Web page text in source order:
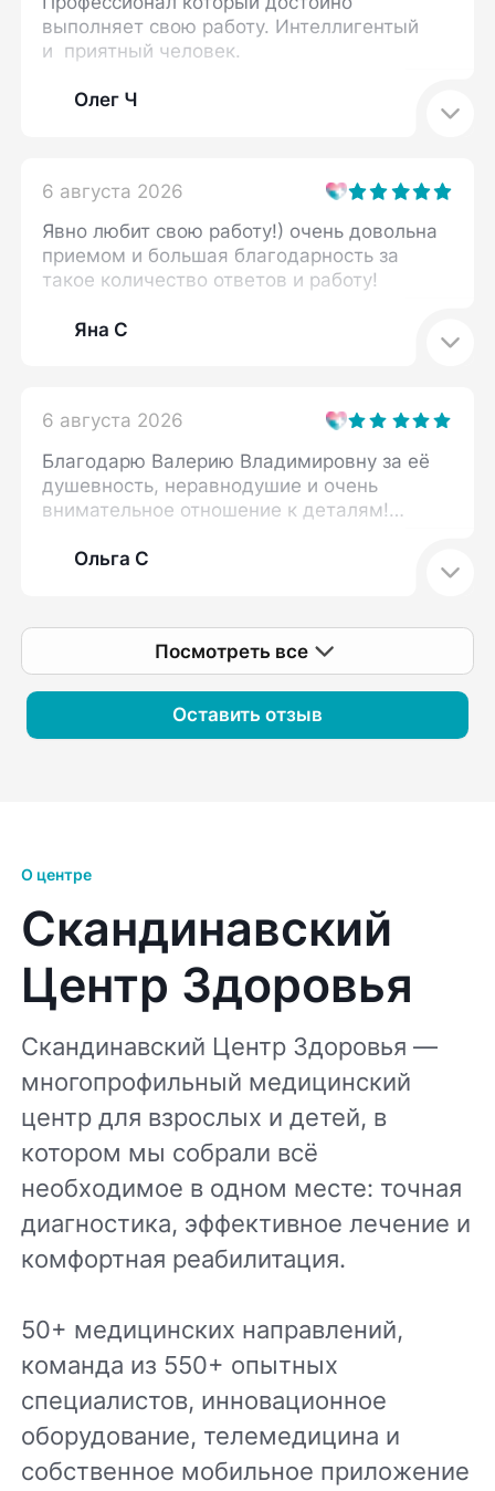
Оставить отзыв
выполняет свою работу. Интеллигентый
и приятный человек.
Олег Ч
6 августа 2026
Явно любит свою работу!) очень довольна
приемом и большая благодарность за
такое количество ответов и работу!
Яна С
6 августа 2026
Благодарю Валерию Владимировну за её
душевность, неравнодушие и очень
внимательное отношение к деталям!
мне объяснили нюансы, на которые я
влияющие на мою проблему. Определен
план дальнейших действий. Спасибо
большое!
Ольга С
Посмотреть все
О центре
Скандинавский
Центр Здоровья
Скандинавский Центр Здоровья —
многопрофильный медицинский
центр для взрослых и детей, в
котором мы собрали всё
необходимое в одном месте: точная
диагностика, эффективное лечение и
комфортная реабилитация.
50+ медицинских направлений,
команда из 550+ опытных
специалистов, инновационное
оборудование, телемедицина и
собственное мобильное приложение